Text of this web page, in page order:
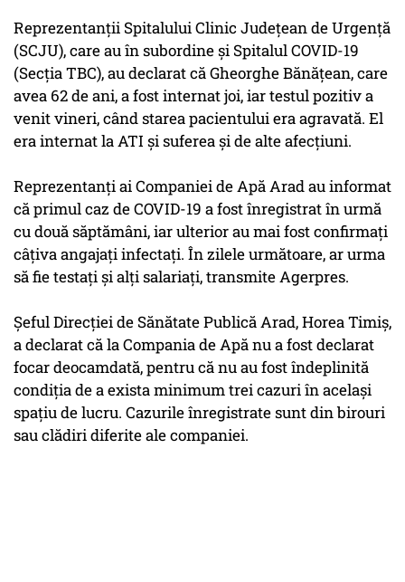
Reprezentanţii Spitalului Clinic Judeţean de Urgenţă
(SCJU), care au în subordine şi Spitalul COVID-19
(Secţia TBC), au declarat că Gheorghe Bănăţean, care
avea 62 de ani, a fost internat joi, iar testul pozitiv a
venit vineri, când starea pacientului era agravată. El
era internat la ATI şi suferea şi de alte afecţiuni.
Reprezentanţi ai Companiei de Apă Arad au informat
că primul caz de COVID-19 a fost înregistrat în urmă
cu două săptămâni, iar ulterior au mai fost confirmaţi
câţiva angajaţi infectaţi. În zilele următoare, ar urma
să fie testaţi şi alţi salariaţi, transmite Agerpres.
Şeful Direcţiei de Sănătate Publică Arad, Horea Timiş,
a declarat că la Compania de Apă nu a fost declarat
focar deocamdată, pentru că nu au fost îndeplinită
condiţia de a exista minimum trei cazuri în acelaşi
spaţiu de lucru. Cazurile înregistrate sunt din birouri
sau clădiri diferite ale companiei.